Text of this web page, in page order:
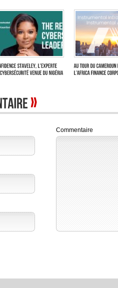
Commentaire